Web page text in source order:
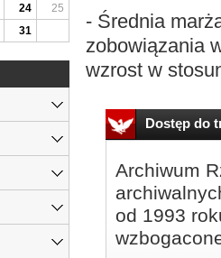
- Średnia
zobowiązania
wzrost w
Dostęp do
Archiwum
od 1993
24
25
31